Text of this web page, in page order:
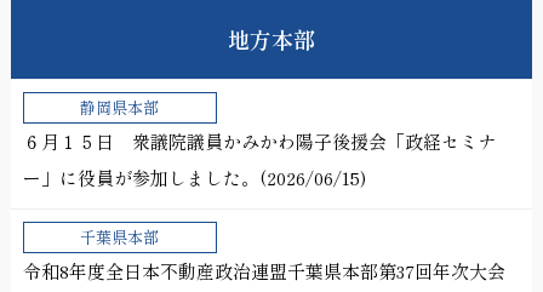
地方本部
静岡県本部
６月１５日 衆議院議員かみかわ陽子後援会「政経セミナ
ー」に役員が参加しました。(2026/06/15)
千葉県本部
令和8年度全日本不動産政治連盟千葉県本部第37回年次大会